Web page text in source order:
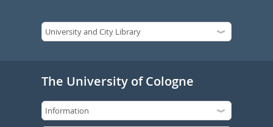
The University of Cologne